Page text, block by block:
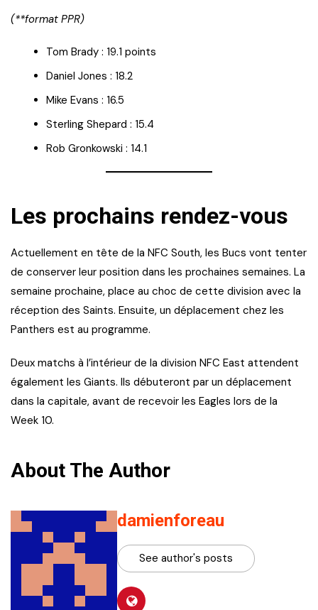
(**format PPR)
Tom Brady : 19.1 points
Daniel Jones : 18.2
Mike Evans : 16.5
Sterling Shepard : 15.4
Rob Gronkowski : 14.1
Les prochains rendez-vous
Actuellement en tête de la NFC South, les Bucs vont tenter
de conserver leur position dans les prochaines semaines. La
semaine prochaine, place au choc de cette division avec la
réception des Saints. Ensuite, un déplacement chez les
Panthers est au programme.
Deux matchs à l’intérieur de la division NFC East attendent
également les Giants. Ils débuteront par un déplacement
dans la capitale, avant de recevoir les Eagles lors de la
Week 10.
About The Author
damienforeau
See author's posts